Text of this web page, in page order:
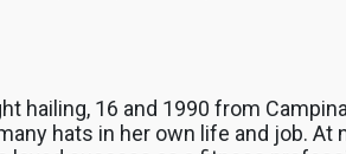
hailing, 16 and 1990 from
hats in her own life and job.